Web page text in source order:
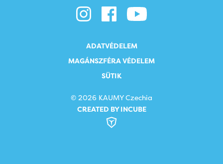
ADATVÉDELEM
MAGÁNSZFÉRA VÉDELEM
SÜTIK
© 2026 KAUMY Czechia
CREATED BY INCUBE